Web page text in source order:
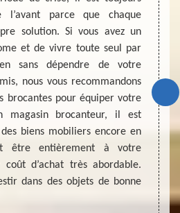
l’avant parce que chaque
solution. Si vous avez un
et de vivre toute seul par
sans dépendre de votre
nous vous recommandons
brocantes pour équiper votre
magasin brocanteur, il est
biens mobiliers encore en
être entièrement à votre
d’achat très abordable.
dans des objets de bonne
étape